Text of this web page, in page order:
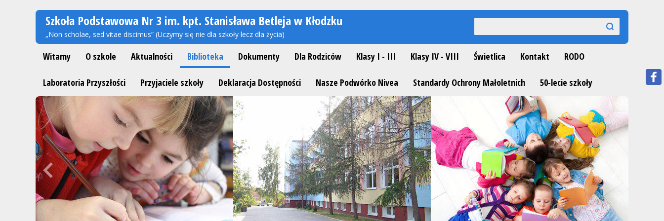
Szkoła Podstawowa Nr 3 im. kpt. Stanisława Betleja w Kłodzku
„Non scholae, sed vitae discimus” (Uczymy się nie dla szkoły lecz dla życia)
szukaj
Witamy O szkole Aktualności Biblioteka Dokumenty Dla Rodziców Klasy I - III Klasy IV - VIII Świetlica Kontakt RODO
Laboratoria Przyszłości Przyjaciele szkoły Deklaracja Dostępności Nasze Podwórko Nivea Standardy Ochrony Małoletnich 50-lecie szkoły
Previous Next